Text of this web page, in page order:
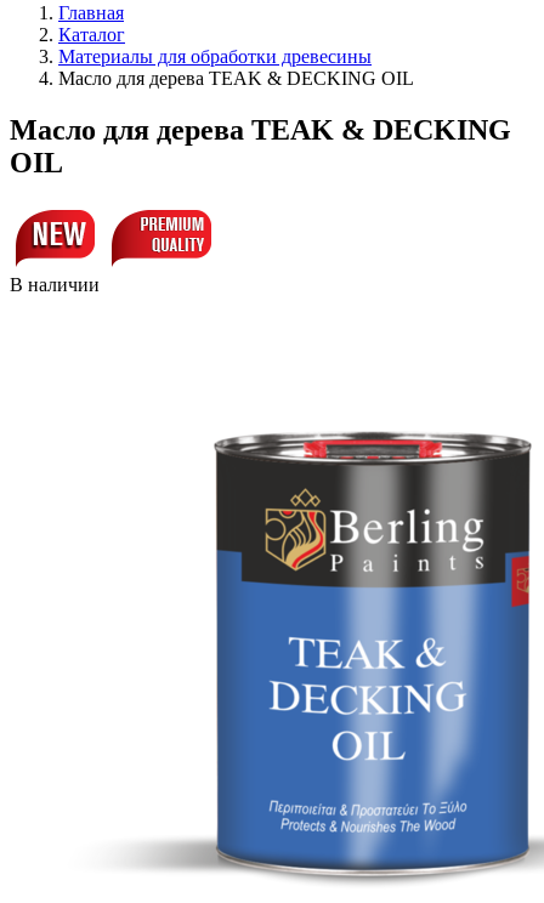
Главная
Каталог
Материалы для обработки древесины
Масло для дерева TEAK & DECKING OIL
Масло для дерева TEAK & DECKING
OIL
В наличии